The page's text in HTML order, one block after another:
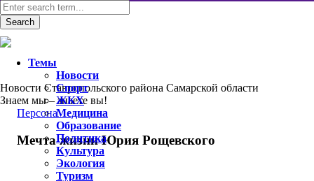
Новости Ставропольского района Самарской области
Знаем мы – знаете вы!
Персона
Мечта жизни Юрия Рощевского
Темы
Новости
Спорт
ЖКХ
Медицина
Образование
Политика
Культура
Экология
Туризм